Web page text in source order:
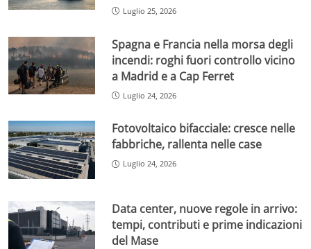
Luglio 25, 2026
Spagna e Francia nella morsa degli
incendi: roghi fuori controllo vicino
a Madrid e a Cap Ferret
Luglio 24, 2026
Fotovoltaico bifacciale: cresce nelle
fabbriche, rallenta nelle case
Luglio 24, 2026
Data center, nuove regole in arrivo:
tempi, contributi e prime indicazioni
del Mase